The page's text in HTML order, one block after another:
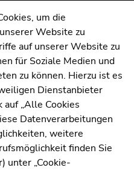
um die
Website zu
auf unserer Website zu
für Soziale Medien und
zu können. Hierzu ist es
Dienstanbieter
„Alle Cookies
Datenverarbeitungen
weitere
finden Sie
unter „Cookie-